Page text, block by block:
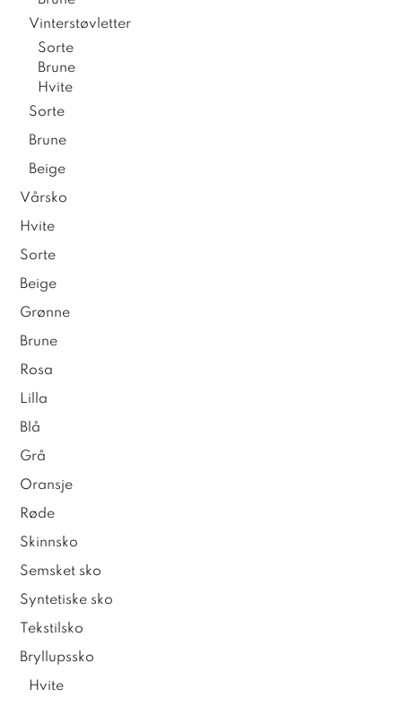
Vinterstøvletter
Sorte
Brune
Hvite
Sorte
Brune
Beige
Vårsko
Hvite
Sorte
Beige
Grønne
Brune
Rosa
Lilla
Blå
Grå
Oransje
Røde
Skinnsko
Semsket sko
Syntetiske sko
Tekstilsko
Bryllupssko
Hvite